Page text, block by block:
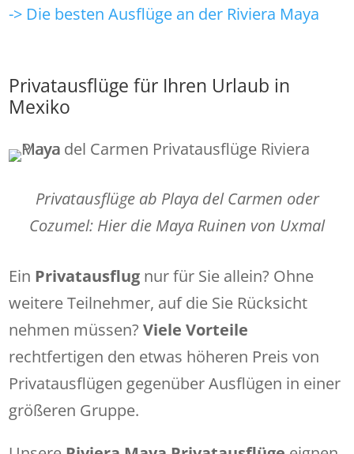
-> Die besten Ausflüge an der Riviera Maya
Privatausflüge für Ihren Urlaub in
Mexiko
Privatausflüge ab Playa del Carmen oder
Cozumel: Hier die Maya Ruinen von Uxmal
Ein Privatausflug nur für Sie allein? Ohne
weitere Teilnehmer, auf die Sie Rücksicht
nehmen müssen?Viele Vorteile
rechtfertigen den etwas höheren Preis von
Privatausflügen gegenüber Ausflügen in einer
größeren Gruppe.